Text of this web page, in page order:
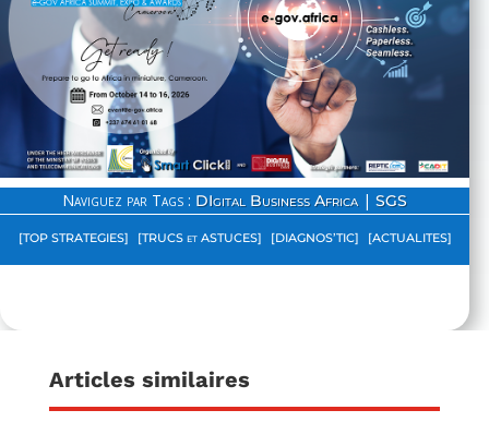
Naviguez par Tags : DIgital Business Africa|SGS
[TOP STRATEGIES] [TRUCS et ASTUCES] [DIAGNOS’TIC] [ACTUALITES]
Articles similaires